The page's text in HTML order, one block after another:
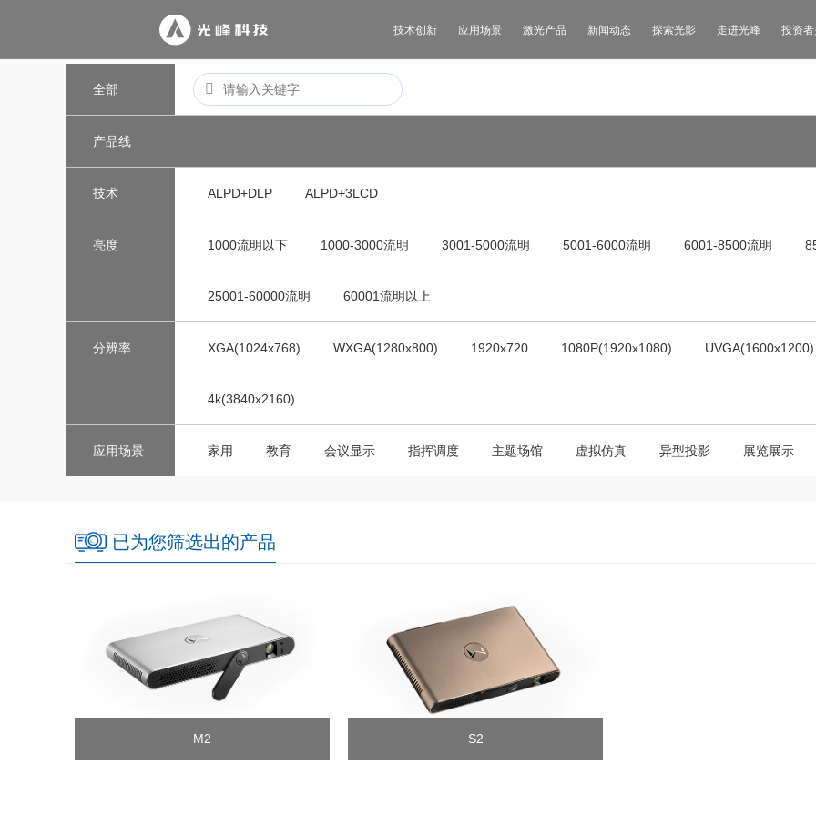
技术创新 应用场景 激光产品 新闻动态 探索光影 走进光峰 投资
全部
产品线
技术 ALPD+DLP ALPD+3LCD
亮度 1000流明以下 1000-3000流明 3001-5000流明 5001-6000流明 6001-8500流明
25001-60000流明 60001流明以上
分辨率 XGA(1024x768) WXGA(1280x800) 1920x720 1080P(1920x1080) UVGA(1600x1200)
4k(3840x2160)
应用场景 家用 教育 会议显示 指挥调度 主题场馆 虚拟仿真 异型投影 展览展示
已为您筛选出的产品
M2 S2